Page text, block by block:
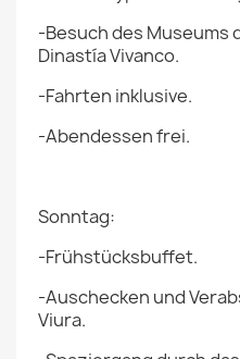
-Besuch des Museums
Dinastía Vivanco.
-Fahrten inklusive.
-Abendessen frei.
Sonntag:
-Frühstücksbuffet.
-Auschecken und
Viura.